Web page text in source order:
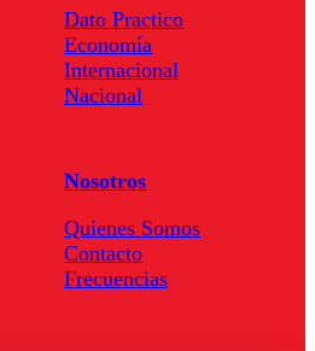
Dato Practico
Economía
Internacional
Nacional
Nosotros
Quienes Somos
Contacto
Frecuencias